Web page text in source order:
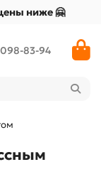
ниже 🤗
83-94